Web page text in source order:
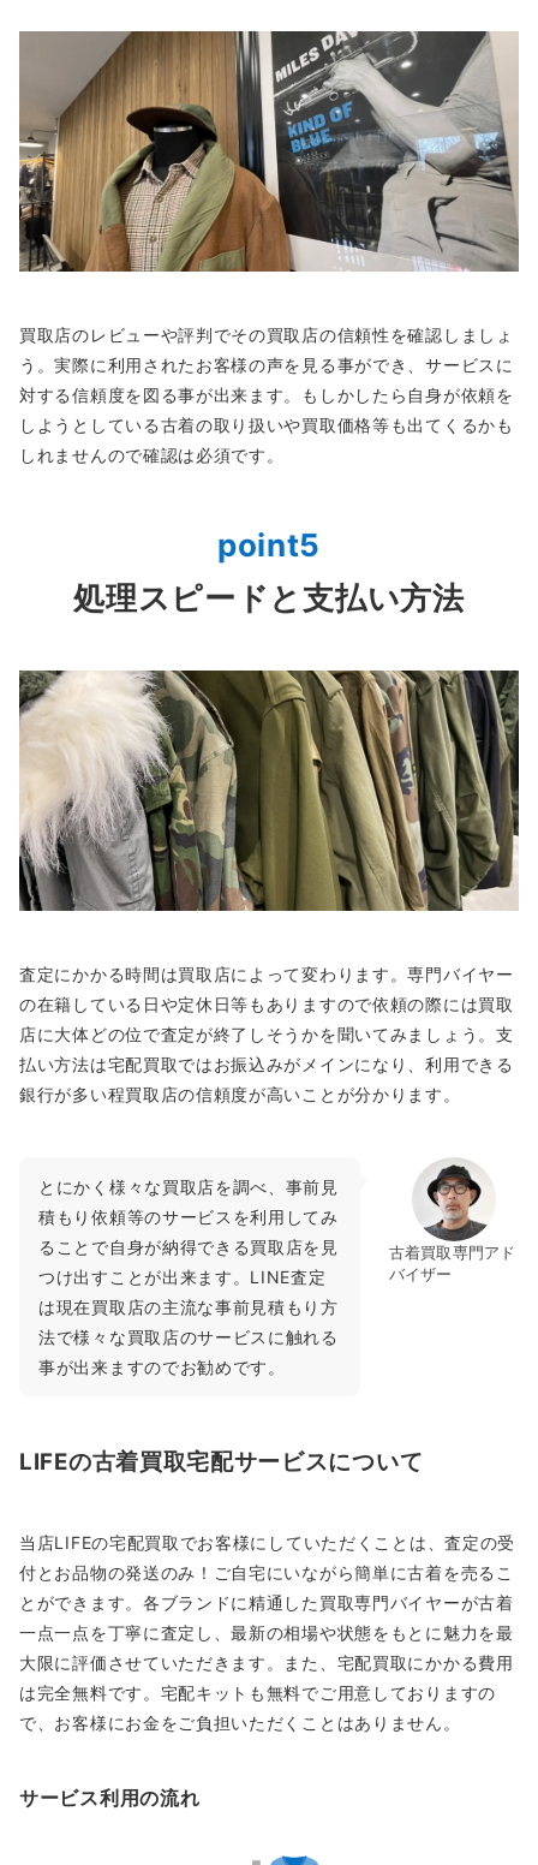
買取店のレビューや評判でその買取店の信頼性を確認しましょ
う。実際に利用されたお客様の声を見る事ができ、サービスに
対する信頼度を図る事が出来ます。もしかしたら自身が依頼を
しようとしている古着の取り扱いや買取価格等も出てくるかも
しれませんので確認は必須です。
point5
処理スピードと支払い方法
査定にかかる時間は買取店によって変わります。専門バイヤー
の在籍している日や定休日等もありますので依頼の際には買取
店に大体どの位で査定が終了しそうかを聞いてみましょう。支
払い方法は宅配買取ではお振込みがメインになり、利用できる
銀行が多い程買取店の信頼度が高いことが分かります。
古着買取専門アド
バイザー
とにかく様々な買取店を調べ、事前見
積もり依頼等のサービスを利用してみ
ることで自身が納得できる買取店を見
つけ出すことが出来ます。LINE査定
は現在買取店の主流な事前見積もり方
法で様々な買取店のサービスに触れる
事が出来ますのでお勧めです。
LIFEの古着買取宅配サービスについて
当店LIFEの宅配買取でお客様にしていただくことは、査定の受
付とお品物の発送のみ！ご自宅にいながら簡単に古着を売るこ
とができます。各ブランドに精通した買取専門バイヤーが古着
一点一点を丁寧に査定し、最新の相場や状態をもとに魅力を最
大限に評価させていただきます。また、宅配買取にかかる費用
は完全無料です。宅配キットも無料でご用意しておりますの
で、お客様にお金をご負担いただくことはありません。
サービス利用の流れ